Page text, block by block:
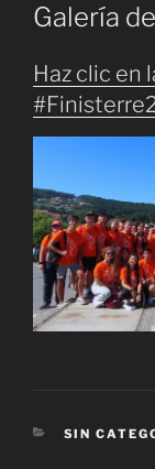
Galería
Haz clic en
SIN